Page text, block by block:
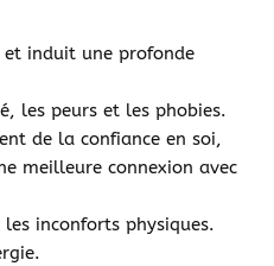
induit une profonde
les peurs et les phobies.
de la confiance en soi,
meilleure connexion avec
inconforts physiques.